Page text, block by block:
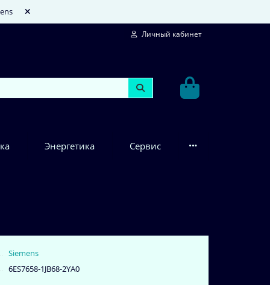
Личный кабинет
Энергетика Сервис
Siemens
6ES7658-1JB68-2YA0